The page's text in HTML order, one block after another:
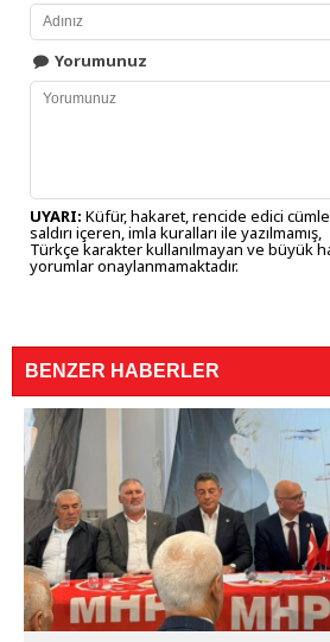
Yorumunuz
UYARI: Küfür, hakaret, rencide edici
saldırı içeren, imla kuralları ile yazılmamış,
Türkçe karakter kullanılmayan ve büyük
yorumlar onaylanmamaktadır.
BENZER HABERLER